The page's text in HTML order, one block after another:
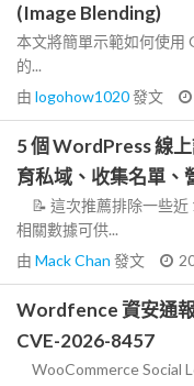
(Image Blending)
本文將簡單示範如何使用
的...
由 logohow1020發文
5 個 WordPress 線
育私域、收集名單、
📝 這次推薦排除一些近
相關數據可供...
由 Mack Chan 發文
Wordfence 資安通
CVE-2026-8457
WooCommerce Social